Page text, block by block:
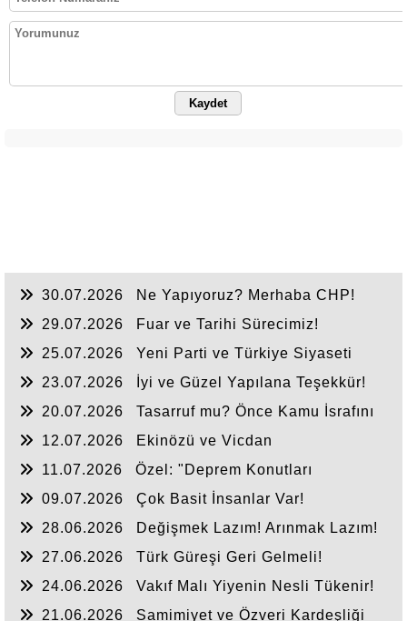
Kaydet
30.07.2026
Ne Yapıyoruz? Merhaba CHP!
29.07.2026
Fuar ve Tarihi Sürecimiz!
25.07.2026
Yeni Parti ve Türkiye Siyaseti
23.07.2026
İyi ve Güzel Yapılana Teşekkür!
20.07.2026
Tasarruf mu? Önce Kamu İsrafını
12.07.2026
Ekinözü ve Vicdan
11.07.2026
Özel: "Deprem Konutları
09.07.2026
Çok Basit İnsanlar Var!
28.06.2026
Değişmek Lazım! Arınmak Lazım!
27.06.2026
Türk Güreşi Geri Gelmeli!
24.06.2026
Vakıf Malı Yiyenin Nesli Tükenir!
21.06.2026
Samimiyet ve Özveri Kardeşliği